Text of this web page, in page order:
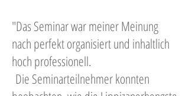
"Das Seminar war meiner Meinung
nach perfekt organisiert und inhaltlich
hoch professionell.
Die Seminarteilnehmer konnten